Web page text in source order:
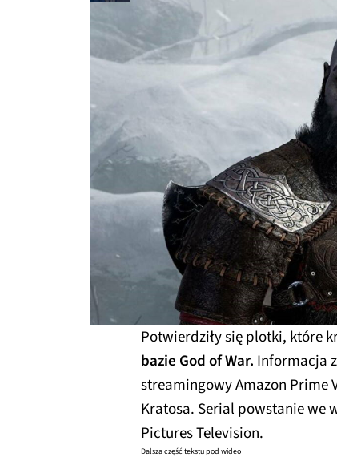
Potwierdziły się plotki, które
bazie God of War. Informacja
streamingowy Amazon Prime
Kratosa. Serial powstanie we
Pictures Television.
Dalsza część tekstu pod wideo